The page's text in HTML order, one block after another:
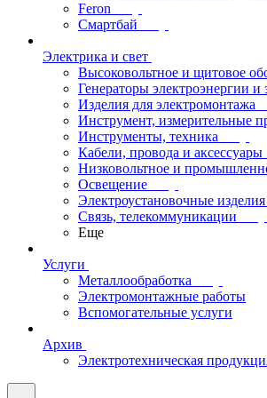
Feron
Смартбай
Электрика и свет
Высоковольтное и щитовое
Генераторы электроэнергии
Изделия для электромонтажа
Инструмент, измерительные
Инструменты, техника
Кабели, провода и аксессуары
Низковольтное и
Освещение
Электроустановочные изделия
Связь, телекоммуникации
Еще
Услуги
Металлообработка
Электромонтажные работы
Вспомогательные услуги
Архив
Электротехническая